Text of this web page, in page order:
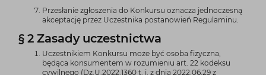
Przesłanie zgłoszenia do Konkursu oznacza jednoczesną
akceptację przez Uczestnika postanowień Regulaminu.
§ 2 Zasady uczestnictwa
Uczestnikiem Konkursu może być osoba fizyczna,
będąca konsumentem w rozumieniu art. 22 kodeksu
cywilnego (Dz.U.2022.1360 t. j. z dnia 2022.06.29 z